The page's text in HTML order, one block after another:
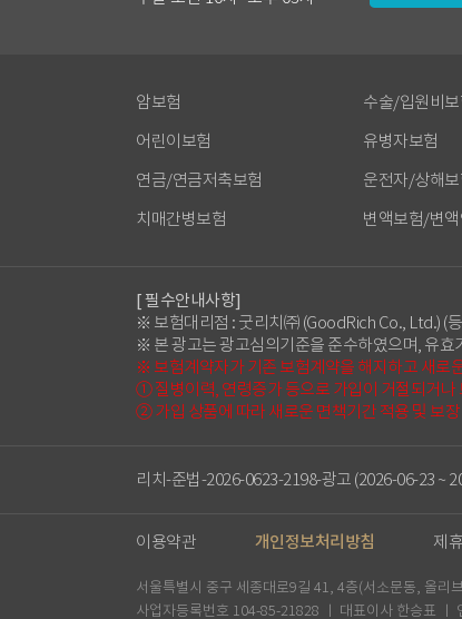
암보험 수술/입원비보
어린이보험
유병자보험
연금/연금저축보험
운전자/상해보
치매간병보험
변액보험/변
[ 필수안내사항]
※ 보험대리점 : 굿리치㈜ (GoodRich Co., Ltd.) (
※ 본 광고는 광고심의기준을 준수하였으며, 유효
※ 보험계약자가 기존 보험계약을 해지하고 새로
① 질병이력, 연령증가 등으로 가입이 거절되거나
② 가입 상품에 따라 새로운 면책기간 적용 및 보
리치-준법-2026-0623-2198-광고 (2026-06-23 ~
이용약관 개인정보처리방침 제
서울특별시 중구 세종대로9길 41, 4층(서소문동, 올
사업자등록번호 104-85-21828 ㅣ 대표이사 한승표 ㅣ